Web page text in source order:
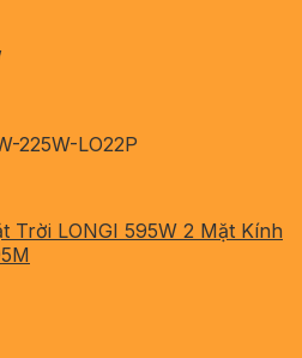
225W-LO22P
Trời LONGI 595W 2 Mặt Kính